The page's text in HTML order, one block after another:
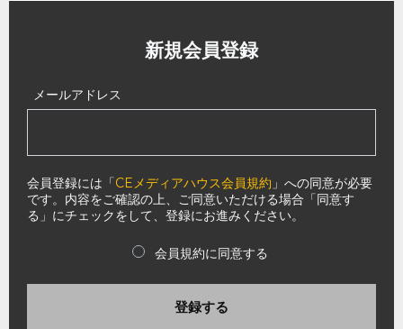
新規会員登録
メールアドレス
会員登録には「CEメディアハウス会員規約 」への同意が必要
です。内容をご確認の上、ご同意いただける場合「同意す
る」にチェックをして、登録にお進みください。
会員規約に同意する
登録する